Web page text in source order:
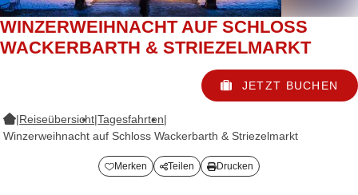
WINZERWEIHNACHT AUF SCHLOSS
WACKERBARTH & STRIEZELMARKT
JETZT BUCHEN
|Reiseübersicht|Tagesfahrten|
Winzerweihnacht auf Schloss Wackerbarth & Striezelmarkt
Merken Teilen Drucken